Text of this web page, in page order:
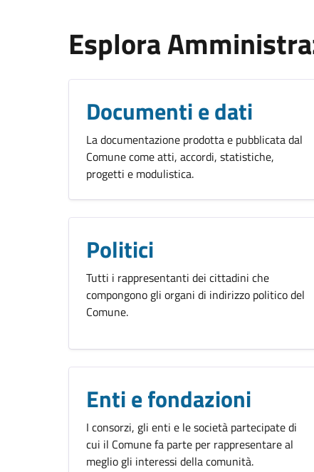
Esplora
Documenti e dati
La documentazione prodotta e pubblicata dal
Comune come atti, accordi, statistiche,
progetti e modulistica.
Politici
Tutti i rappresentanti dei cittadini che
compongono gli organi di indirizzo politico del
Comune.
Enti e fondazioni
I consorzi, gli enti e le società partecipate di
cui il Comune fa parte per rappresentare al
meglio gli interessi della comunità.